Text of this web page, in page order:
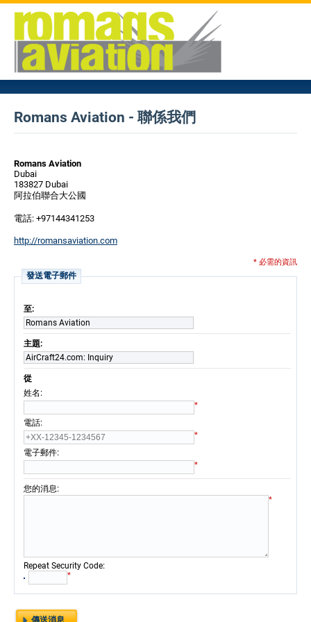
Romans Aviation - 聯係我們
Romans Aviation
Dubai
183827 Dubai
阿拉伯聯合大公國
電話: +97144341253
http://romansaviation.com
* 必需的資訊
發送電子郵件
至:
Romans Aviation
主題:
AirCraft24.com: Inquiry
從
姓名 :
*
電話:
*
電子郵件:
*
您的消息:
*
Repeat Security Code:
*